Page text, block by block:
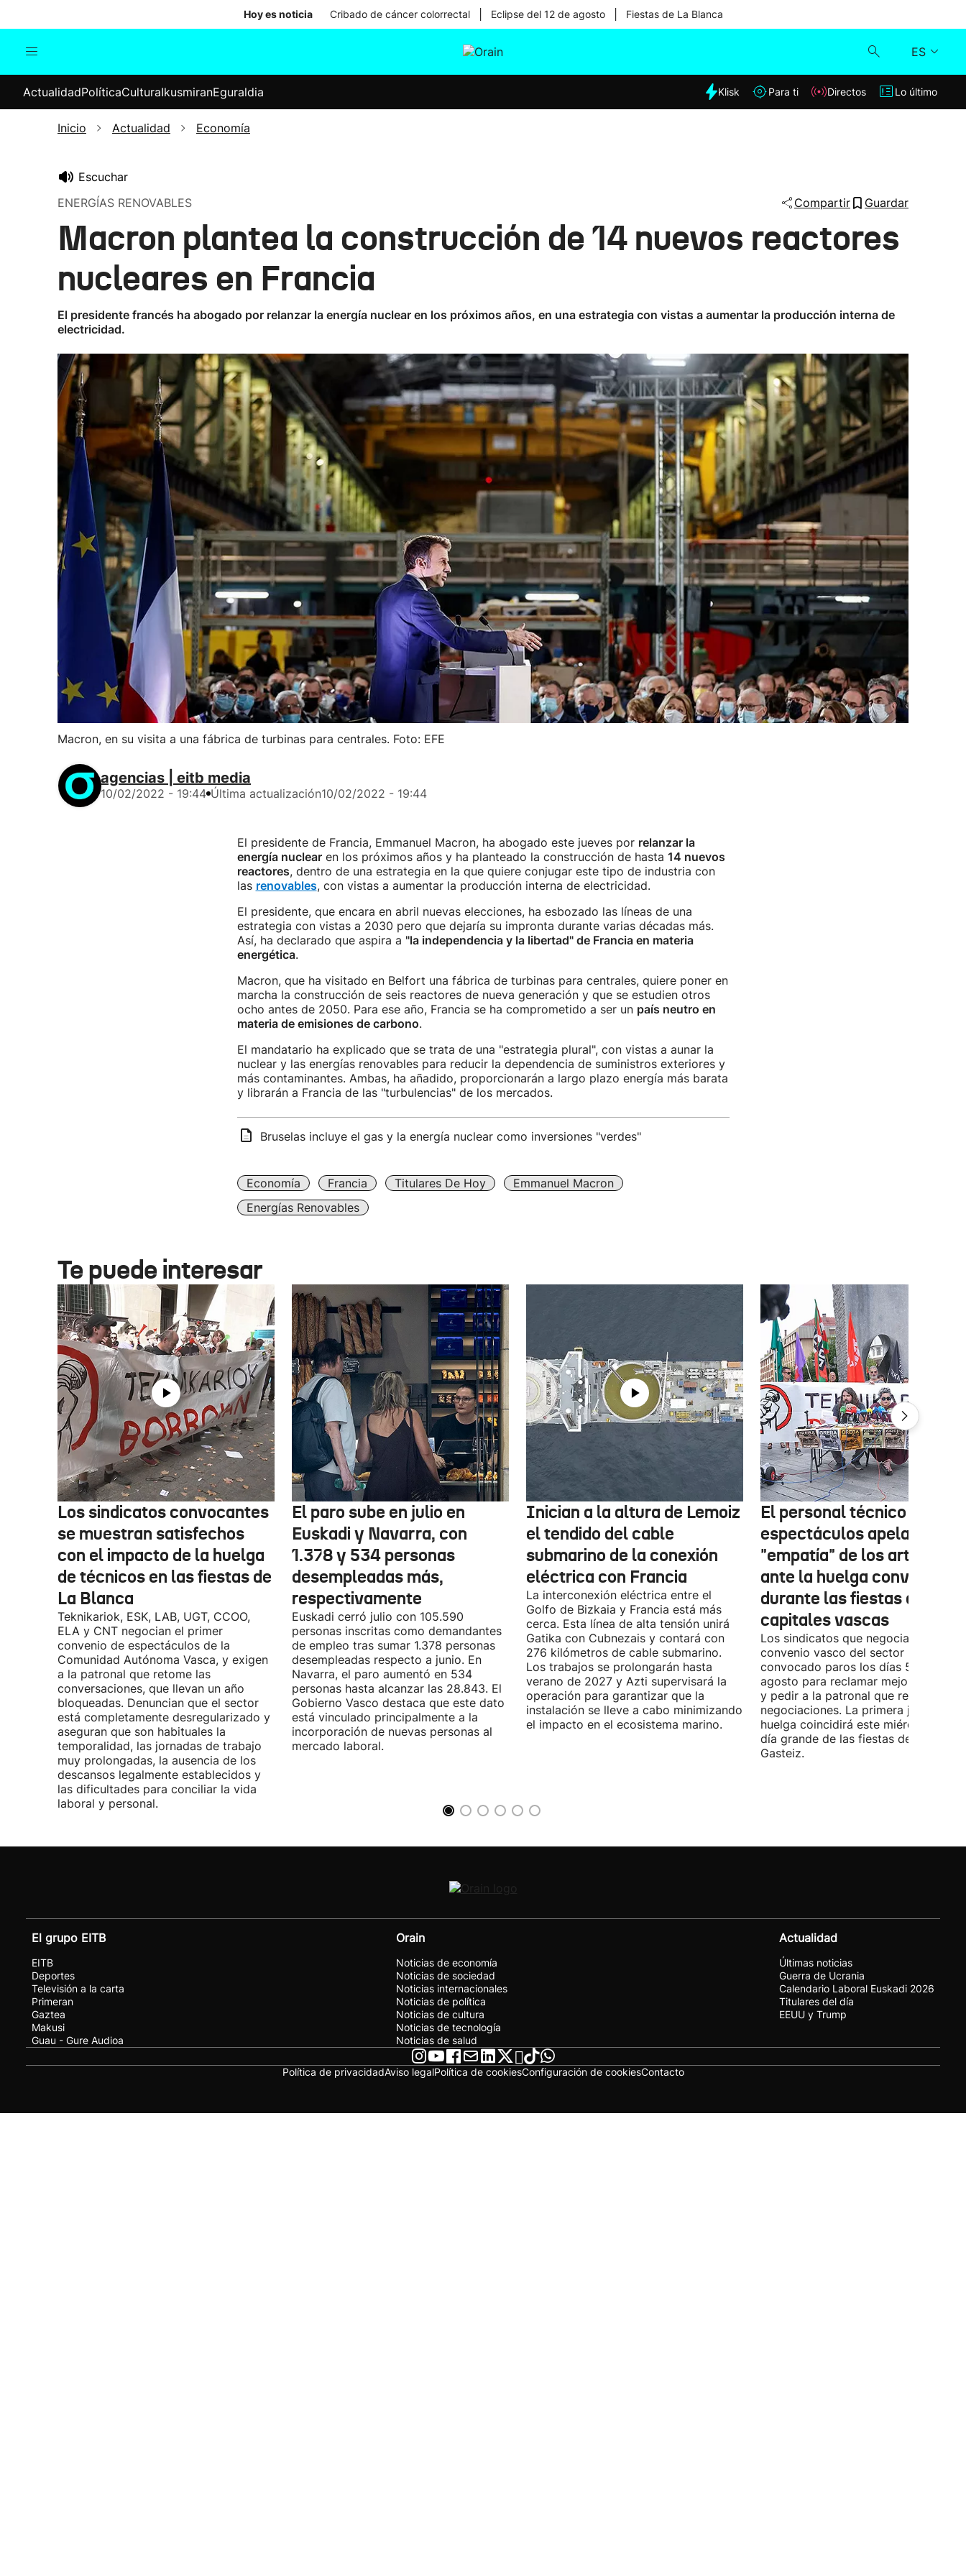
Hoy es noticia Cribado de cáncer colorrectal Eclipse del 12 de agosto Fiestas de La Blanca
ES
Internacional
Elecciones
Klisk
Lo último
ActualidadPolíticaCulturaIkusmiranEguraldia Klisk Para ti Directos Lo último
Inicio Actualidad Economía
Escuchar
ENERGÍAS RENOVABLES
Compartir Guardar
Macron plantea la construcción de 14 nuevos reactores
nucleares en Francia
El presidente francés ha abogado por relanzar la energía nuclear en los próximos años, en una estrategia con vistas a aumentar la producción interna de
electricidad.
Macron, en su visita a una fábrica de turbinas para centrales. Foto: EFE
agencias | eitb media
10/02/2022 - 19:44 Última actualización10/02/2022 - 19:44
El presidente de Francia, Emmanuel Macron, ha abogado este jueves por relanzar la
energía nuclearen los próximos años y ha planteado la construcción de hasta 14 nuevos
reactores, dentro de una estrategia en la que quiere conjugar este tipo de industria con
las renovables, con vistas a aumentar la producción interna de electricidad.
El presidente, que encara en abril nuevas elecciones, ha esbozado las líneas de una
estrategia con vistas a 2030 pero que dejaría su impronta durante varias décadas más.
Así, ha declarado que aspira a "la independencia y la libertad" de Francia en materia
energética.
Macron, que ha visitado en Belfort una fábrica de turbinas para centrales, quiere poner en
marcha la construcción de seis reactores de nueva generación y que se estudien otros
ocho antes de 2050. Para ese año, Francia se ha comprometido a ser un país neutro en
materia de emisiones de carbono.
El mandatario ha explicado que se trata de una "estrategia plural", con vistas a aunar la
nuclear y las energías renovables para reducir la dependencia de suministros exteriores y
más contaminantes. Ambas, ha añadido, proporcionarán a largo plazo energía más barata
y librarán a Francia de las "turbulencias" de los mercados.
Bruselas incluye el gas y la energía nuclear como inversiones "verdes"
Economía Francia Titulares De Hoy
Emmanuel Macron
Energías Renovables
Te puede interesar
Los sindicatos convocantes
se muestran satisfechos
con el impacto de la huelga
de técnicos en las fiestas de
La Blanca
Teknikariok, ESK, LAB, UGT, CCOO,
ELA y CNT negocian el primer
convenio de espectáculos de la
Comunidad Autónoma Vasca, y exigen
a la patronal que retome las
conversaciones, que llevan un año
bloqueadas. Denuncian que el sector
está completamente desregularizado y
aseguran que son habituales la
temporalidad, las jornadas de trabajo
muy prolongadas, la ausencia de los
descansos legalmente establecidos y
las dificultades para conciliar la vida
laboral y personal.
El paro sube en julio en
Euskadi y Navarra, con
1.378 y 534 personas
desempleadas más,
respectivamente
Euskadi cerró julio con 105.590
personas inscritas como demandantes
de empleo tras sumar 1.378 personas
desempleadas respecto a junio. En
Navarra, el paro aumentó en 534
personas hasta alcanzar las 28.843. El
Gobierno Vasco destaca que este dato
está vinculado principalmente a la
incorporación de nuevas personas al
mercado laboral.
Inician a la altura de Lemoiz
el tendido del cable
submarino de la conexión
eléctrica con Francia
La interconexión eléctrica entre el
Golfo de Bizkaia y Francia está más
cerca. Esta línea de alta tensión unirá
Gatika con Cubnezais y contará con
276 kilómetros de cable submarino.
Los trabajos se prolongarán hasta
verano de 2027 y Azti supervisará la
operación para garantizar que la
instalación se lleve a cabo minimizando
el impacto en el ecosistema marino.
El personal técnico de
espectáculos apela a la
"empatía" de los artistas
ante la huelga convocada
durante las fiestas de las
capitales vascas
Los sindicatos que negocian el
convenio vasco del sector han
convocado paros los días 5, 14 y 26
agosto para reclamar mejoras
y pedir a la patronal que retome las
negociaciones. La primera jornada de
huelga coincidirá este miércoles con
día grande de las fiestas de Vitoria-
Gasteiz.
El grupo EITB
EITB
Deportes
Televisión a la carta
Primeran
Gaztea
Makusi
Guau - Gure Audioa
Orain
Noticias de economía
Noticias de sociedad
Noticias internacionales
Noticias de política
Noticias de cultura
Noticias de tecnología
Noticias de salud
Actualidad
Últimas noticias
Guerra de Ucrania
Calendario Laboral Euskadi 2026
Titulares del día
EEUU y Trump
Política de privacidadAviso legalPolítica de cookiesConfiguración de cookiesContacto